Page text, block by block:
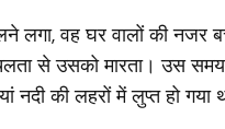
लगा, वह घर वालों की नजर
से उसको मारता। उस
नदी की लहरों में लुप्त हो गया